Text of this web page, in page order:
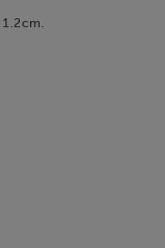
1.2cm.